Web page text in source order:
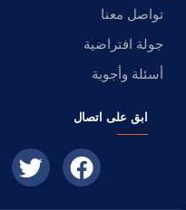
تواصل معنا
جولة افتراضية
أسئلة وأجوبة
ابق على اتصال